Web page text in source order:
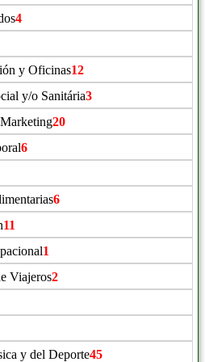
4
y Oficinas12
y/o Sanitária3
20
6
6
11
1
Viajeros2
y del Deporte45